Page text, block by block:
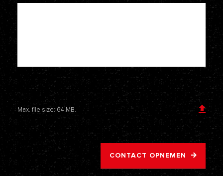
Voeg een bijlage toe
Max. file size: 64 MB.
CONTACT OPNEMEN